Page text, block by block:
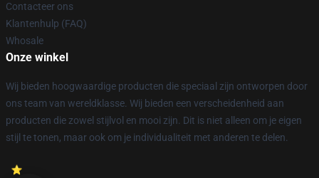
Contacteer ons
Klantenhulp (FAQ)
Whosale
Onze winkel
Wij bieden hoogwaardige producten die speciaal zijn ontworpen door
ons team van wereldklasse. Wij bieden een verscheidenheid aan
producten die zowel stijlvol en mooi zijn. Dit is niet alleen om je eigen
stijl te tonen, maar ook om je individualiteit met anderen te delen.